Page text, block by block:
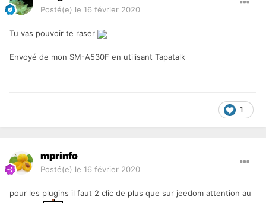
Posté(e) le 16 février 2020
Tu vas pouvoir te raser
Envoyé de mon SM-A530F en utilisant Tapatalk
1
mprinfo
Posté(e) le 16 février 2020
pour les plugins il faut 2 clic de plus que sur jeedom attention au